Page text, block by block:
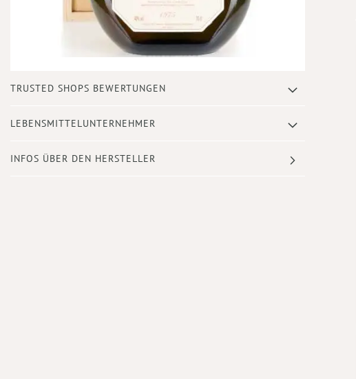
Anfang
Bildergalerie
TRUSTED SHOPS BEWERTUNGEN
LEBENSMITTELUNTERNEHMER
INFOS ÜBER DEN HERSTELLER